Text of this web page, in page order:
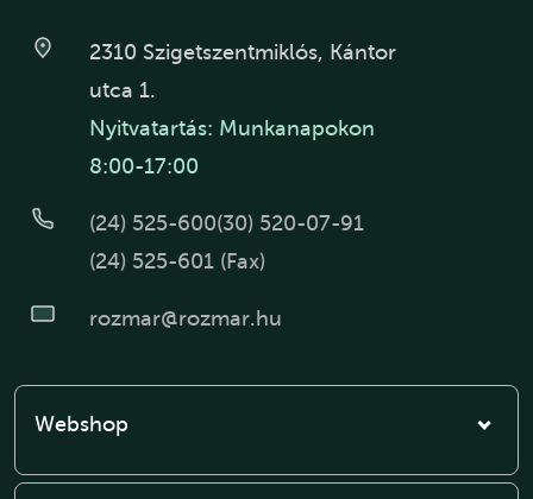
2310 Szigetszentmiklós, Kántor
utca 1.
Nyitvatartás: Munkanapokon
8:00-17:00
(24) 525-600(30) 520-07-91
(24) 525-601 (Fax)
rozmar@rozmar.hu
Webshop